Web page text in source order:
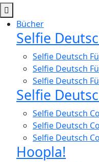
Bücher
Selfie
Selfie Deutsch
Selfie Deutsch
Selfie Deutsch
Selfie
Selfie Deutsch
Selfie Deutsch
Selfie Deutsch
Hoopla!